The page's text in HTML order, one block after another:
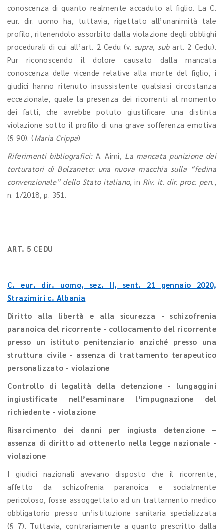
conoscenza di quanto realmente accaduto al figlio. La C.
eur. dir. uomo ha, tuttavia, rigettato all’unanimità tale
profilo, ritenendolo assorbito dalla violazione degli obblighi
procedurali di cui all’art. 2 Cedu (v. supra, subart. 2 Cedu).
Pur riconoscendo il dolore causato dalla mancata
conoscenza delle vicende relative alla morte del figlio, i
giudici hanno ritenuto insussistente qualsiasi circostanza
eccezionale, quale la presenza dei ricorrenti al momento
dei fatti, che avrebbe potuto giustificare una distinta
violazione sotto il profilo di una grave sofferenza emotiva
(§ 90). (Maria Crippa)
Riferimenti bibliografici: A. Aimi, La mancata punizione dei
torturatori di Bolzaneto: una nuova macchia sulla “fedina
convenzionale” dello Stato italiano, in Riv. it. dir. proc. pen.,
n. 1/2018, p. 351.
ART. 5 CEDU
C. eur. dir. uomo, sez. II, sent. 21 gennaio 2020,
Strazimiri c. Albania
Diritto alla libertà e alla sicurezza - schizofrenia
paranoica del ricorrente - collocamento del ricorrente
presso un istituto penitenziario anziché presso una
struttura civile - assenza di trattamento terapeutico
personalizzato - violazione
Controllo di legalità della detenzione - lungaggini
ingiustificate nell’esaminare l’impugnazione del
richiedente - violazione
Risarcimento dei danni per ingiusta detenzione –
assenza di diritto ad ottenerlo nella legge nazionale -
violazione
I giudici nazionali avevano disposto che il ricorrente,
affetto da schizofrenia paranoica e socialmente
pericoloso, fosse assoggettato ad un trattamento medico
obbligatorio presso un’istituzione sanitaria specializzata
(§ 7). Tuttavia, contrariamente a quanto prescritto dalla